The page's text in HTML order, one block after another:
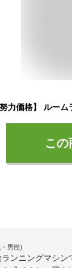
こ
男性)
ンニングマシ